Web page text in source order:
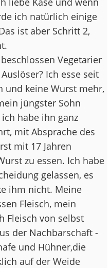
ich natürlich einige
ist aber Schritt 2,
Vegetarier
Ich esse seit
und keine Wurst mehr,
jüngster Sohn
habe ihn ganz
mit Absprache des
mit 17 Jahren
zu essen. Ich habe
gelassen, es
ihm nicht. Meine
Fleisch, mein
Fleisch von selbst
der Nachbarschaft -
und Hühner,die
auf der Weide